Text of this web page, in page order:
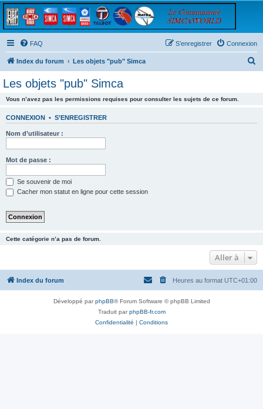
FAQ Connexion
S’enregistrer
Index du forum Les objets "pub" Simca
Les objets "pub" Simca
Vous n’avez pas les permissions requises pour consulter les sujets de ce forum.
CONNEXION • S’ENREGISTRER
Nom d’utilisateur :
Mot de passe :
Se souvenir de moi
Cacher mon statut en ligne pour cette session
Cette catégorie n’a pas de forum.
Aller à
Index du forum Heures au format UTC+01:00
Développé parphpBB® Forum Software © phpBB Limited
Traduit parphpBB-fr.com
Confidentialité | Conditions